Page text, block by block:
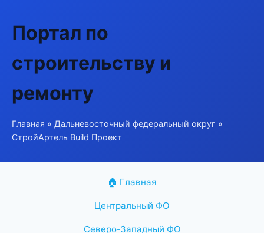
Портал по
строительству и
ремонту
Главная » Дальневосточный федеральный округ »
СтройАртель Build Проект
🏠 Главная
Центральный ФО
Северо-Западный ФО